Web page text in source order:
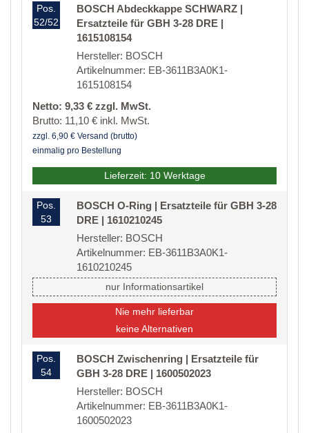
Pos.
52/52
BOSCH Abdeckkappe SCHWARZ |
Ersatzteile für GBH 3-28 DRE |
1615108154
Hersteller: BOSCH
Artikelnummer: EB-3611B3A0K1-
1615108154
Netto: 9,33 € zzgl. MwSt.
Brutto: 11,10 € inkl. MwSt.
zzgl. 6,90 € Versand (brutto)
einmalig pro Bestellung
Lieferzeit: 10 Werktage
Pos.
53
BOSCH O-Ring | Ersatzteile für GBH 3-28
DRE | 1610210245
Hersteller: BOSCH
Artikelnummer: EB-3611B3A0K1-
1610210245
nur Informationsartikel
Nie mehr lieferbar
keine Alternativen
Pos.
54
BOSCH Zwischenring | Ersatzteile für
GBH 3-28 DRE | 1600502023
Hersteller: BOSCH
Artikelnummer: EB-3611B3A0K1-
1600502023